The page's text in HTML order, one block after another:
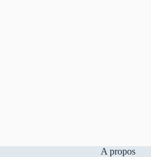
A propos